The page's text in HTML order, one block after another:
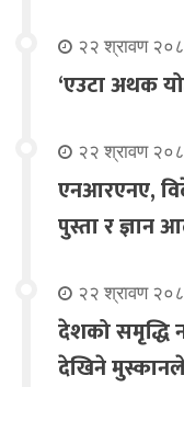
२२ श्रावण
‘एउटा अथक
२२ श्रावण
एनआरएनए,
पुस्ता र ज्ञान
२२ श्रावण
देशको समृद्धि
देखिने